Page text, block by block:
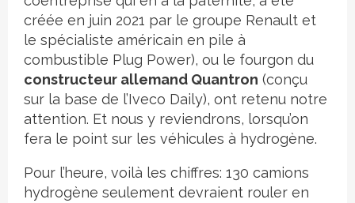
créée en juin 2021 par le groupe Renault et
le spécialiste américain en pile à
combustible Plug Power), ou le fourgon du
constructeur allemand Quantron (conçu
sur la base de l’Iveco Daily), ont retenu notre
attention. Et nous y reviendrons, lorsqu’on
fera le point sur les véhicules à hydrogène.
Pour l’heure, voilà les chiffres: 130 camions
hydrogène seulement devraient rouler en